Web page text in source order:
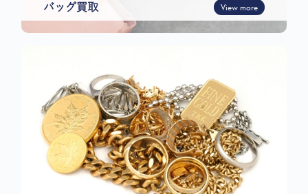
バッグ買取 View more